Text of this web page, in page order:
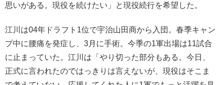
思いがある。現役を続けたい」と現役続行を希望した。
江川は04年ドラフト1位で宇治山田商から入団。春季キャン
プ中に腰痛を発症し、3月に手術。今季の1軍出場は11試合
に止まっていた。江川は「やり切った部分もある。今日、
正式に言われたのではっきりは言えないが、現役はそこま